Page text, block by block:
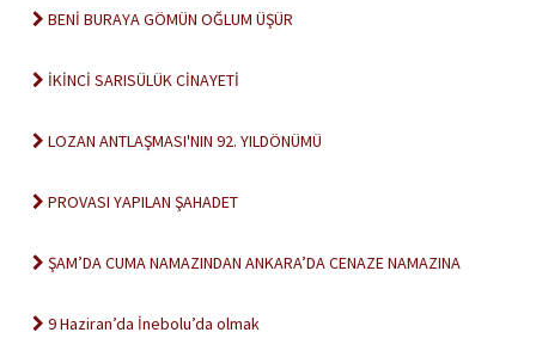
BENİ BURAYA GÖMÜN OĞLUM ÜŞÜR
İKİNCİ SARISÜLÜK CİNAYETİ
LOZAN ANTLAŞMASI'NIN 92. YILDÖNÜMÜ
PROVASI YAPILAN ŞAHADET
ŞAM’DA CUMA NAMAZINDAN ANKARA’DA CENAZE NAMAZINA
9 Haziran’da İnebolu’da olmak